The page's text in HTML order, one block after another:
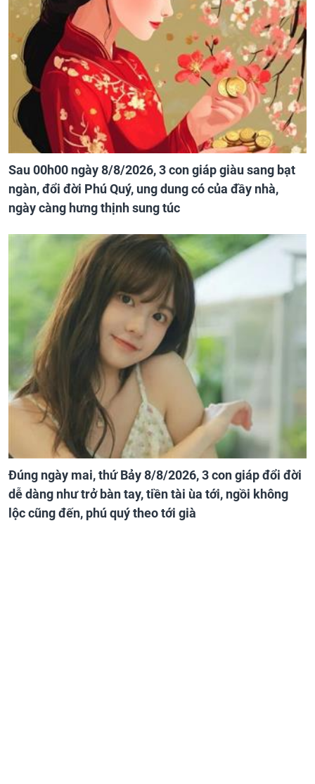
Sau 00h00 ngày 8/8/2026, 3 con giáp giàu sang bạt
ngàn, đổi đời Phú Quý, ung dung có của đầy nhà,
ngày càng hưng thịnh sung túc
Đúng ngày mai, thứ Bảy 8/8/2026, 3 con giáp đổi đời
dễ dàng như trở bàn tay, tiền tài ùa tới, ngồi không
lộc cũng đến, phú quý theo tới già